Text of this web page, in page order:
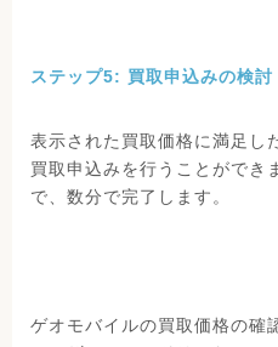
ステップ5: 買取申込みの検討
表示された買取価格に満足し
買取申込みを行うことができ
で、数分で完了します。
ゲオモバイルの買取価格の確